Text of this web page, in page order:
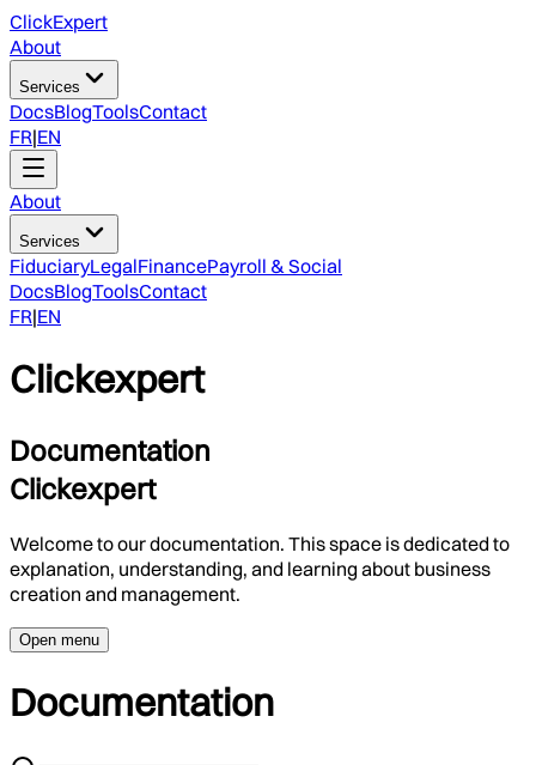
ClickExpert
About
Services
DocsBlogToolsContact
FR|EN
About
Services
FiduciaryLegalFinancePayroll & Social
DocsBlogToolsContact
FR|EN
Clickexpert
Documentation
Clickexpert
Welcome to our documentation. This space is dedicated to
explanation, understanding, and learning about business
creation and management.
Open menu
Documentation